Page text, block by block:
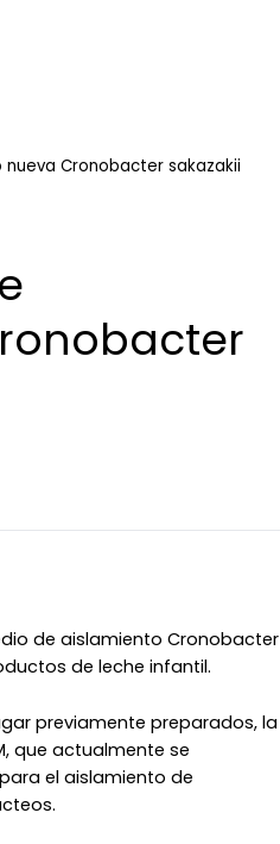
Cronobacter sakazakii
de aislamiento Cronobacter
de leche infantil.
previamente preparados, la
que actualmente se
el aislamiento de